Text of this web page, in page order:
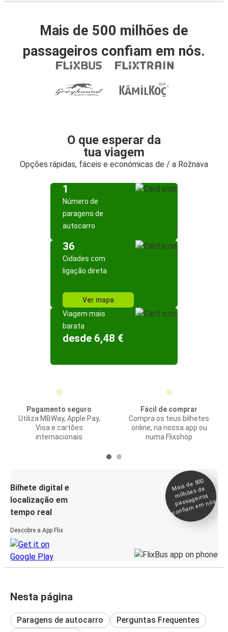
Mais de 500 milhões de
passageiros confiam em nós.
O que esperar da
tua viagem
Opções rápidas, fáceis e económicas de / a Rožnava
1
Número de
paragens de
autocarro
36
Cidades com
ligação direta
Ver mapa
Viagem mais
barata
desde 6,48 €
Pagamento seguro
Utiliza MBWay, Apple Pay,
Visa e cartões
internacionais
Fácil de comprar
Compra os teus bilhetes
online, na nossa app ou
numa Flixshop
Bilhete digital e
localização em
tempo real
Descobre a App Flix
Mais de 500
milhões de
passageiros
confia
m e
m nós
Nesta página
Paragens de autocarro
Perguntas Frequentes